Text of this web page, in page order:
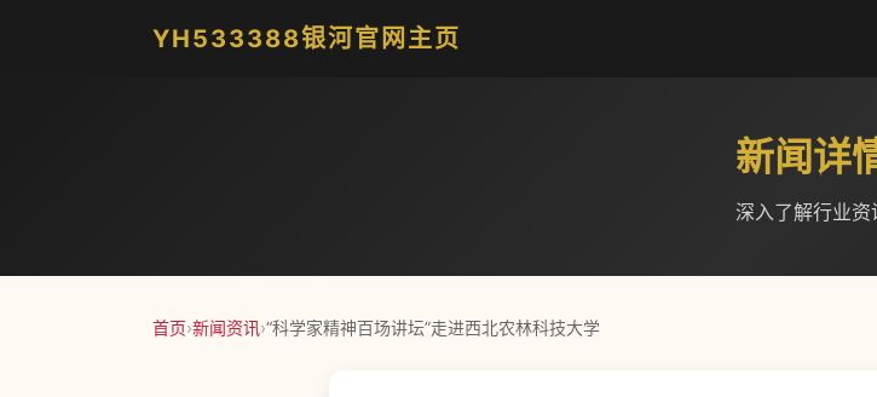
YH533388银河官网主页
新闻详
深入了解行业资
首页›新闻资讯›“科学家精神百场讲坛”走进西北农林科技大学